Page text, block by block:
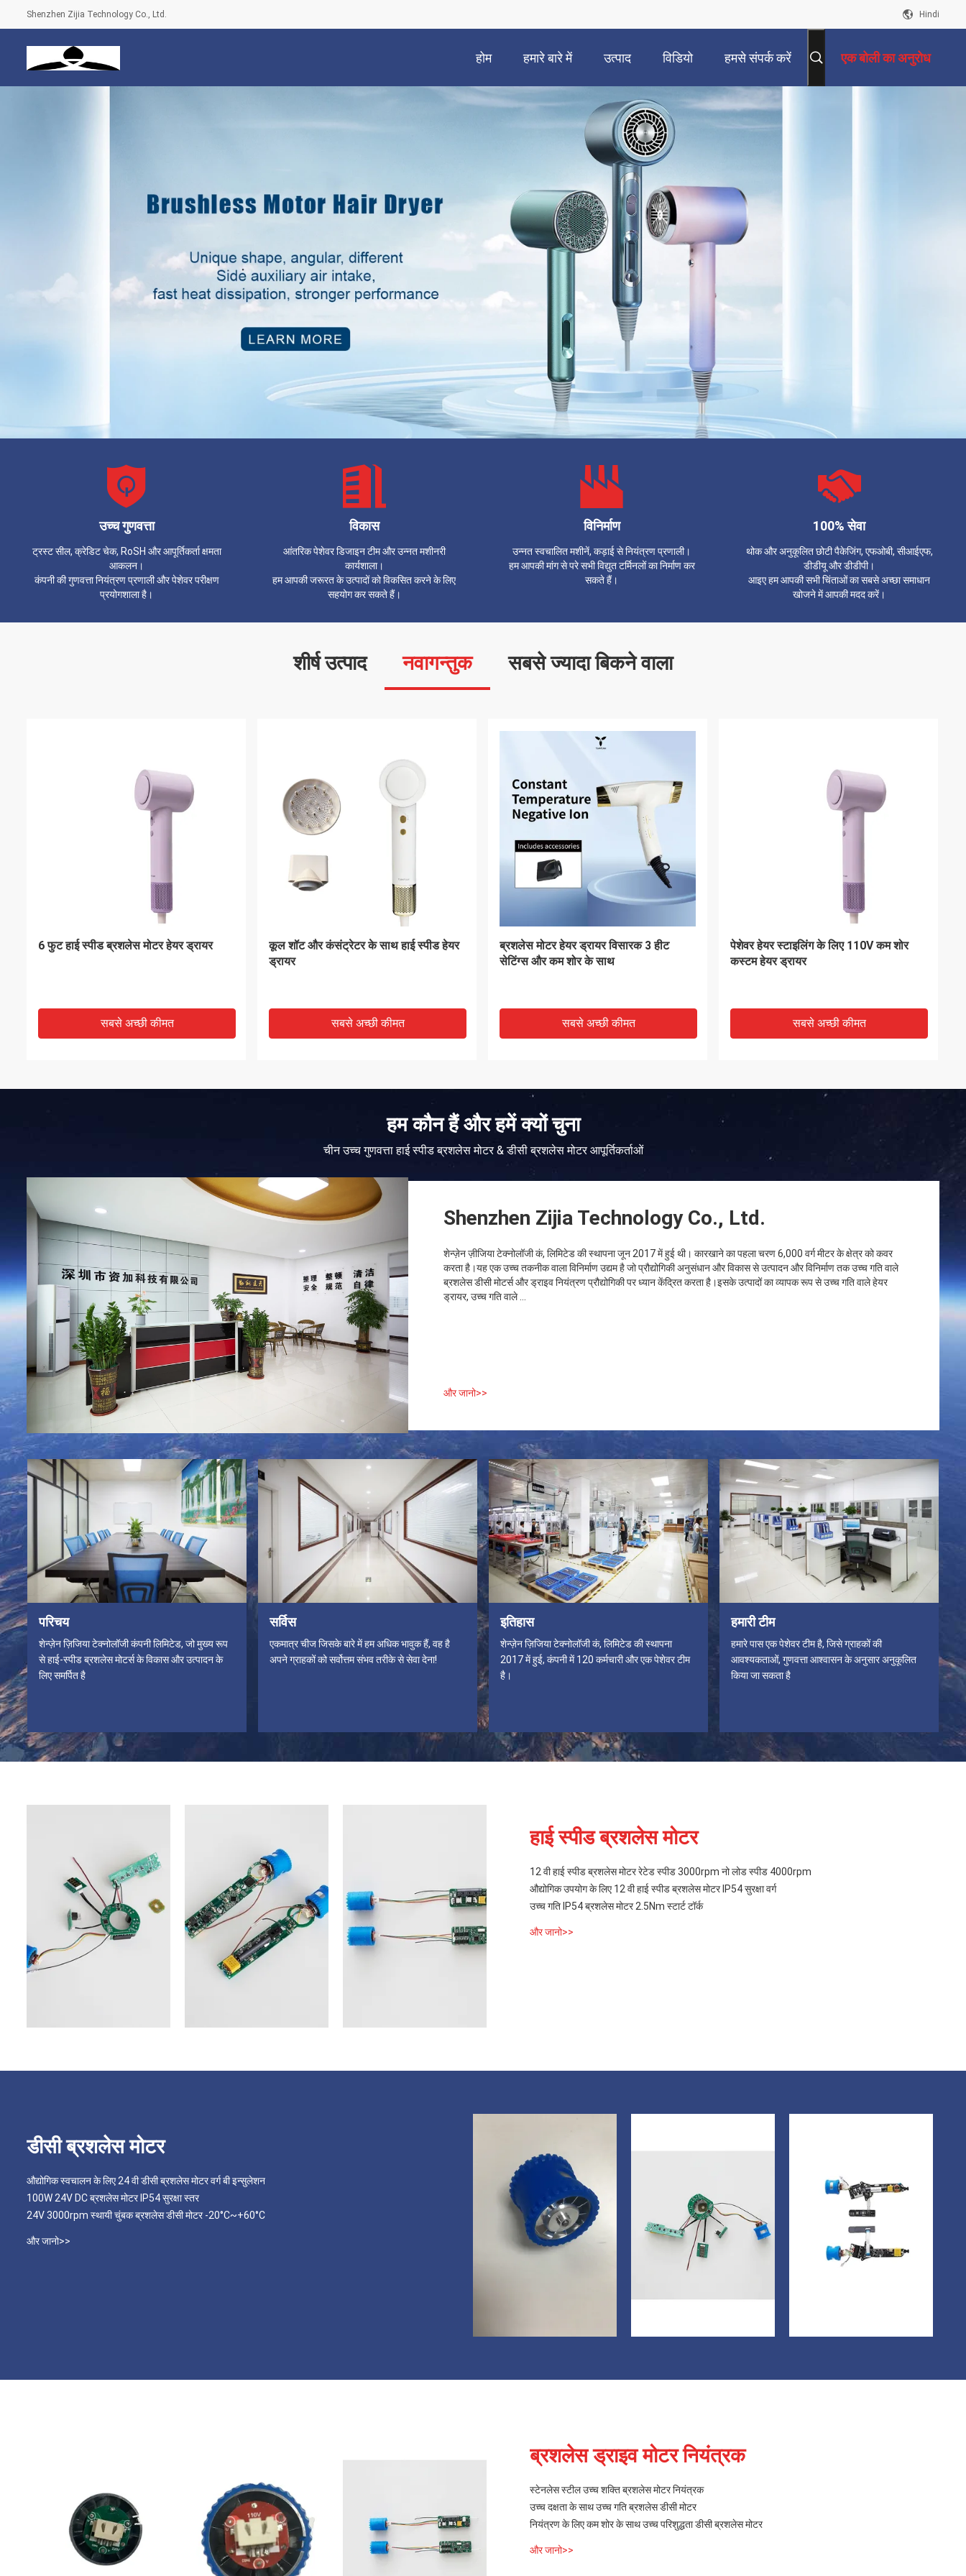
Shenzhen Zijia Technology Co., Ltd. Hindi
होम हमारे बारे में उत्पाद विडियो हमसे संपर्क करें एक बोली का अनुरोध
उच्च गुणवत्ता
ट्रस्ट सील, क्रेडिट चेक, RoSH और आपूर्तिकर्ता क्षमता
आकलन।
कंपनी की गुणवत्ता नियंत्रण प्रणाली और पेशेवर परीक्षण
प्रयोगशाला है।
विकास
आंतरिक पेशेवर डिजाइन टीम और उन्नत मशीनरी
कार्यशाला।
हम आपकी जरूरत के उत्पादों को विकसित करने के लिए
सहयोग कर सकते हैं।
विनिर्माण
उन्नत स्वचालित मशीनें, कड़ाई से नियंत्रण प्रणाली।
हम आपकी मांग से परे सभी विद्युत टर्मिनलों का निर्माण कर
सकते हैं।
100% सेवा
थोक और अनुकूलित छोटी पैकेजिंग, एफओबी, सीआईएफ,
डीडीयू और डीडीपी।
आइए हम आपकी सभी चिंताओं का सबसे अच्छा समाधान
खोजने में आपकी मदद करें।
शीर्ष उत्पाद नवागन्तुक सबसे ज्यादा बिकने वाला
0.6A अनुकूलित हाई स्पीड ब्रशलेस मोटर
सबसे अच्छी कीमत
लाइट ब्रशलेस इलेक्ट्रिक मोटर हाई स्पीड
115000rpm 3 मिमी शाफ्ट के साथ
सबसे अच्छी कीमत
उच्च कुशल ब्रशलेस मोटर शक्तिशाली माइक्रो
मोटर ब्रशलेस लाइटवेट
सबसे अच्छी कीमत
130W माइक्रो हाई स्पीड ब्रशलेस मोटर 0.6A
सतत करंट
सबसे अच्छी कीमत
हम कौन हैं और हमें क्यों चुना
चीन उच्च गुणवत्ता हाई स्पीड ब्रशलेस मोटर & डीसी ब्रशलेस मोटर आपूर्तिकर्ताओं
Shenzhen Zijia Technology Co., Ltd.
शेन्ज़ेन ज़ीजिया टेक्नोलॉजी कं, लिमिटेड की स्थापना जून 2017 में हुई थी। कारखाने का पहला चरण 6,000 वर्ग मीटर के क्षेत्र को कवर
करता है।यह एक उच्च तकनीक वाला विनिर्माण उद्यम है जो प्रौद्योगिकी अनुसंधान और विकास से उत्पादन और विनिर्माण तक उच्च गति वाले
ब्रशलेस डीसी मोटर्स और ड्राइव नियंत्रण प्रौद्योगिकी पर ध्यान केंद्रित करता है।इसके उत्पादों का व्यापक रूप से उच्च गति वाले हेयर
ड्रायर, उच्च गति वाले ...
और जानो>>
परिचय
शेन्ज़ेन ज़िजिया टेक्नोलॉजी कंपनी लिमिटेड, जो मुख्य रूप
से हाई-स्पीड ब्रशलेस मोटर्स के विकास और उत्पादन के
लिए समर्पित है
सर्विस
एकमात्र चीज जिसके बारे में हम अधिक भावुक हैं, वह है
अपने ग्राहकों को सर्वोत्तम संभव तरीके से सेवा देना!
इतिहास
शेन्ज़ेन ज़िजिया टेक्नोलॉजी कं, लिमिटेड की स्थापना
2017 में हुई, कंपनी में 120 कर्मचारी और एक पेशेवर टीम
है।
हमारी टीम
हमारे पास एक पेशेवर टीम है, जिसे ग्राहकों की
आवश्यकताओं, गुणवत्ता आश्वासन के अनुसार अनुकूलित
किया जा सकता है
हाई स्पीड ब्रशलेस मोटर
12 वी हाई स्पीड ब्रशलेस मोटर रेटेड स्पीड 3000rpm नो लोड स्पीड 4000rpm
औद्योगिक उपयोग के लिए 12 वी हाई स्पीड ब्रशलेस मोटर IP54 सुरक्षा वर्ग
उच्च गति IP54 ब्रशलेस मोटर 2.5Nm स्टार्ट टॉर्क
और जानो>>
डीसी ब्रशलेस मोटर
औद्योगिक स्वचालन के लिए 24 वी डीसी ब्रशलेस मोटर वर्ग बी इन्सुलेशन
100W 24V DC ब्रशलेस मोटर IP54 सुरक्षा स्तर
24V 3000rpm स्थायी चुंबक ब्रशलेस डीसी मोटर -20°C~+60°C
और जानो>>
ब्रशलेस ड्राइव मोटर नियंत्रक
स्टेनलेस स्टील उच्च शक्ति ब्रशलेस मोटर नियंत्रक
उच्च दक्षता के साथ उच्च गति ब्रशलेस डीसी मोटर
नियंत्रण के लिए कम शोर के साथ उच्च परिशुद्धता डीसी ब्रशलेस मोटर
और जानो>>